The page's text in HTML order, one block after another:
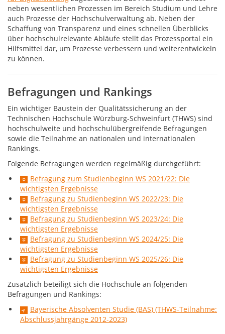
neben wesentlichen Prozessen im Bereich Studium und Lehre
auch Prozesse der Hochschulverwaltung ab. Neben der
Schaffung von Transparenz und eines schnellen Überblicks
über hochschulrelevante Abläufe stellt das Prozessportal ein
Hilfsmittel dar, um Prozesse verbessern und weiterentwickeln
zu können.
Befragungen und Rankings
Ein wichtiger Baustein der Qualitätssicherung an der
Technischen Hochschule Würzburg-Schweinfurt (THWS) sind
hochschulweite und hochschulübergreifende Befragungen
sowie die Teilnahme an nationalen und internationalen
Rankings.
Folgende Befragungen werden regelmäßig durchgeführt:
Befragung zum Studienbeginn WS 2021/22: Die
wichtigsten Ergebnisse
Befragung zu Studienbeginn WS 2022/23: Die
wichtigsten Ergebnisse
Befragung zu Studienbeginn WS 2023/24: Die
wichtigsten Ergebnisse
Befragung zu Studienbeginn WS 2024/25: Die
wichtigsten Ergebnisse
Befragung zu Studienbeginn WS 2025/26: Die
wichtigsten Ergebnisse
Zusätzlich beteiligt sich die Hochschule an folgenden
Befragungen und Rankings:
Bayerische Absolventen Studie (BAS) (THWS-Teilnahme:
Abschlussjahrgänge 2012-2023)